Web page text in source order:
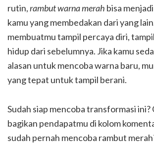
rutin,rambut warna merah bisa
kamu yang membedakan dari yang
membuatmu tampil percaya diri,
hidup dari sebelumnya. Jika kamu
alasan untuk mencoba warna baru,
yang tepat untuk tampil berani.
Sudah siap mencoba transformasi ini?
bagikan pendapatmu di kolom
sudah pernah mencoba rambut